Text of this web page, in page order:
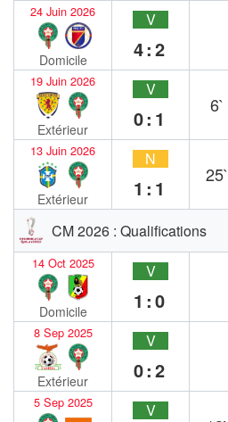
24 Juin 2026
Domicile
V
4:2
19 Juin 2026
Extérieur
V
0:1
6`
13 Juin 2026
Extérieur
N
1:1
25`
CM 2026 : Qualifications
14 Oct 2025
Domicile
V
1:0
8 Sep 2025
Extérieur
V
0:2
5 Sep 2025 V